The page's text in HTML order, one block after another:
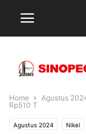
Home Agustus
Rp510 T
Agustus 2024 Nikel